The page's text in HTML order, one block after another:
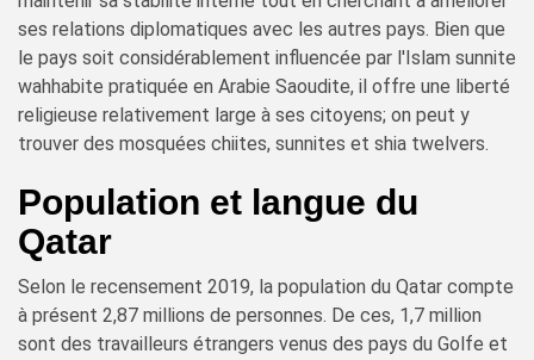
ses relations diplomatiques avec les autres pays. Bien que
le pays soit considérablement influencée par l'Islam sunnite
wahhabite pratiquée en Arabie Saoudite, il offre une liberté
religieuse relativement large à ses citoyens; on peut y
trouver des mosquées chiites, sunnites et shia twelvers.
Population et langue du
Qatar
Selon le recensement 2019, la population du Qatar compte
à présent 2,87 millions de personnes. De ces, 1,7 million
sont des travailleurs étrangers venus des pays du Golfe et